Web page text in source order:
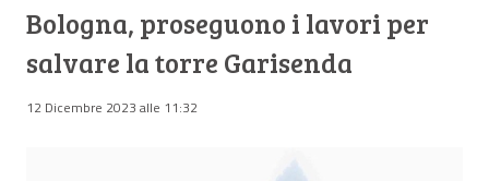
Bologna, proseguono i lavori per
salvare la torre Garisenda
12 Dicembre 2023 alle 11:32